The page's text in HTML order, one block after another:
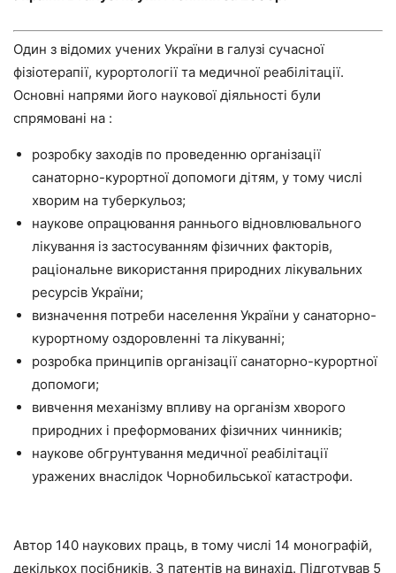
Один з відомих учених України в галузі сучасної
фізіотерапії, курортології та медичної реабілітації.
Основні напрями його наукової діяльності були
спрямовані на :
розробку заходів по проведенню організації
санаторно-курортної допомоги дітям, у тому числі
хворим на туберкульоз;
наукове опрацювання раннього відновлювального
лікування із застосуванням фізичних факторів,
раціональне використання природних лікувальних
ресурсів України;
визначення потреби населення України у санаторно-
курортному оздоровленні та лікуванні;
розробка принципів організації санаторно-курортної
допомоги;
вивчення механізму впливу на організм хворого
природних і преформованих фізичних чинників;
наукове обгрунтування медичної реабілітації
уражених внаслідок Чорнобильської катастрофи.
Автор 140 наукових праць, в тому числі 14 монографій,
декількох посібників, 3 патентів на винахід. Підготував 5